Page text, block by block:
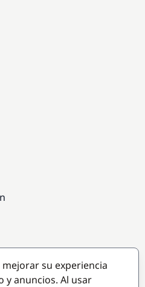
su experiencia
y anuncios. Al usar